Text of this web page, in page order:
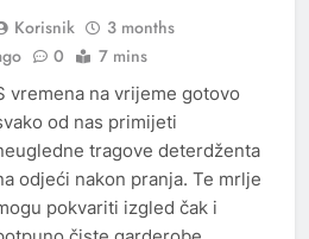
Korisnik
3 months
0 7 mins
vremena na vrijeme gotovo
od nas primijeti
tragove deterdženta
odjeći nakon pranja. Te mrlje
pokvariti izgled čak i